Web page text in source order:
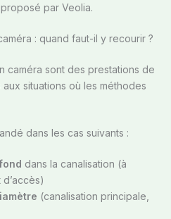
par Veolia.
: quand faut-il y recourir ?
caméra sont des prestations de
situations où les méthodes
dans les cas suivants :
dans la canalisation (à
(canalisation principale,